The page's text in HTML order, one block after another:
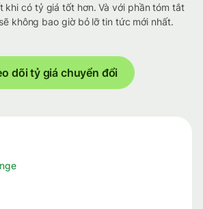
khi có tỷ giá tốt hơn. Và với phần tóm tắt
không bao giờ bỏ lỡ tin tức mới nhất.
dõi tỷ giá chuyển đổi